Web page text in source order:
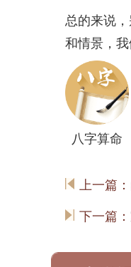
总的来说
和情景，
八字算命
上一篇：
下一篇：